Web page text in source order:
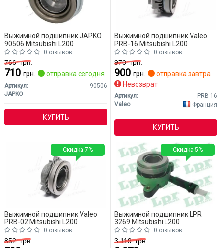
Выжимной подшипник JAPKO
90506 Mitsubishi L200
0 отзывов
766грн.
710 грн. отправка сегодня
Артикул:
90506
JAPKO
КУПИТЬ
Выжимной подшипник Valeo
PRB-16 Mitsubishi L200
0 отзывов
970грн.
900 грн.
отправка завтра
Невозврат
Артикул:
PRB-16
Valeo
Франция
КУПИТЬ
Выжимной подшипник Valeo
PRB-02 Mitsubishi L200
0 отзывов
852грн.
Скидка 7%
Выжимной подшипник LPR
3269 Mitsubishi L200
0 отзывов
3 119грн.
Скидка 5%